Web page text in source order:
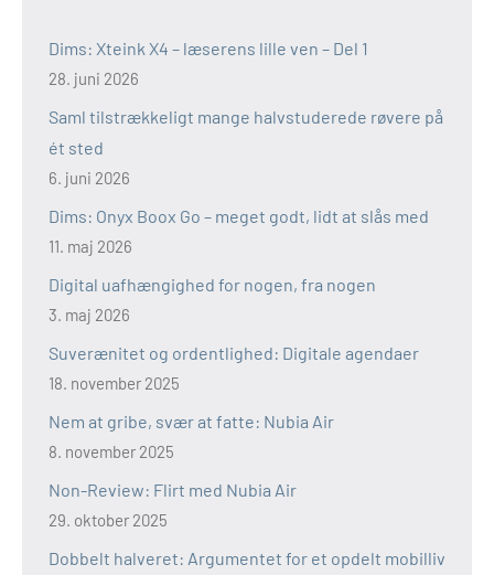
Dims: Xteink X4 – læserens lille ven – Del 1
28. juni 2026
Saml tilstrækkeligt mange halvstuderede røvere på
ét sted
6. juni 2026
Dims: Onyx Boox Go – meget godt, lidt at slås med
11. maj 2026
Digital uafhængighed for nogen, fra nogen
3. maj 2026
Suverænitet og ordentlighed: Digitale agendaer
18. november 2025
Nem at gribe, svær at fatte: Nubia Air
8. november 2025
Non-Review: Flirt med Nubia Air
29. oktober 2025
Dobbelt halveret: Argumentet for et opdelt mobilliv